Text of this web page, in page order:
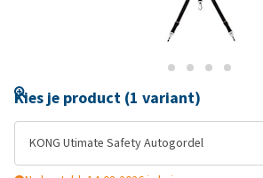
Kies je product (1 variant)
KONG Utimate Safety Autogordel